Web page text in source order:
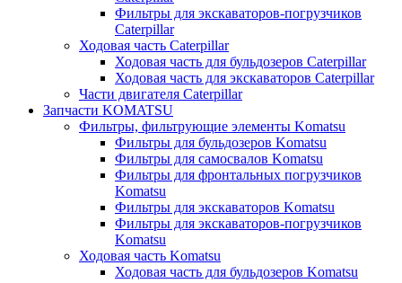
Фильтры для экскаваторов-погрузчиков
Caterpillar
Ходовая часть Caterpillar
Ходовая часть для бульдозеров Caterpillar
Ходовая часть для экскаваторов Caterpillar
Части двигателя Caterpillar
Запчасти KOMATSU
Фильтры, фильтрующие элементы Komatsu
Фильтры для бульдозеров Komatsu
Фильтры для самосвалов Komatsu
Фильтры для фронтальных погрузчиков
Komatsu
Фильтры для экскаваторов Komatsu
Фильтры для экскаваторов-погрузчиков
Komatsu
Ходовая часть Komatsu
Ходовая часть для бульдозеров Komatsu